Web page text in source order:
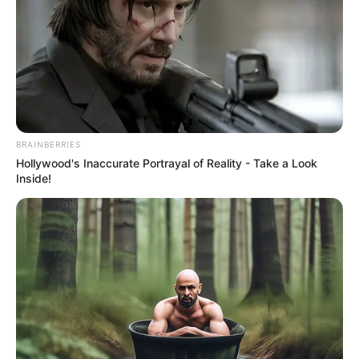
служебните му задължения на борда на плавателен
съд, където мъжът е бил на дежурство.
Паднал зад борда по време на
вахта
По първоначална информация Атанасов е паднал зад
борда по време на вахта и се е удавил.
Липсата му била установена при рутинна проверка от
членове на екипажа.
Related Articles
Турция с неочакван удар към българите! Важна промяна засяга
всички
BRAINBERRIES
Hollywood's Inaccurate Portrayal of Reality - Take a Look
Inside!